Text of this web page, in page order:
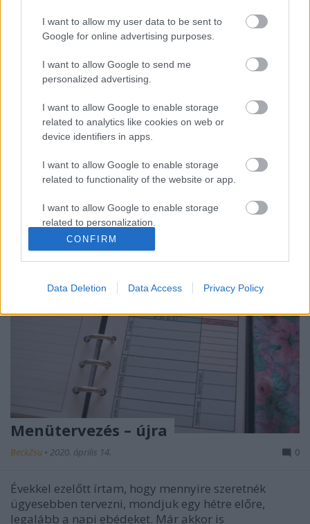
I want to allow my user data to be sent to
Google for online advertising purposes.
I want to allow Google to send me
personalized advertising.
I want to allow Google to enable storage
related to analytics like cookies on web or
device identifiers in apps.
I want to allow Google to enable storage
related to functionality of the website or app.
I want to allow Google to enable storage
related to personalization.
I want to allow Google to enable storage
related to security, including authentication
user protection.
CONFIRM
Data Deletion Data Access Privacy Policy
Sült kelbimbó baconnel
közelmúltban készítettem, bízom benne, hogy jó lesz
ötletadónak – nekem és másnak is. A kelbimbó is a
„megosztó”-nak nevezett ételek közé tartozik. Sokan
akik nagyon is szeretjük. Még úgynevezett életmód-
Menütervezés – újra
BeckZsu • 2020. április 14. 0
Évekkel ezelőtt írtam, hogy mennyire szeretnék
ügyesebben tervezni, mondjuk egy hétre előre,
legalább a napi ebédeket. Már akkor is